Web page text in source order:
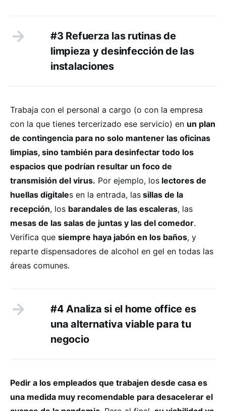
#3 Refuerza las rutinas de
limpieza y desinfección de las
instalaciones
Trabaja con el personal a cargo (o con la empresa
con la que tienes tercerizado ese servicio) en un plan
de contingencia para no solo mantener las oficinas
limpias, sino también para desinfectar todo los
espacios que podrían resultar un foco de
transmisión del virus. Por ejemplo, los lectores de
huellas digitales en la entrada, las sillas de la
recepción, los barandales de las escaleras, las
mesas de las salas de juntas y las del comedor.
Verifica que siempre haya jabón en los baños, y
reparte dispensadores de alcohol en gel en todas las
áreas comunes.
#4 Analiza si el home office es
una alternativa viable para tu
negocio
Pedir a los empleados que trabajen desde casa es
una medida muy recomendable para desacelerar el